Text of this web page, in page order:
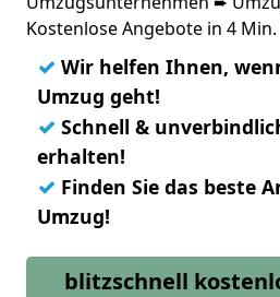
Kostenlose Angebote in 4 Min.
✓ Wir helfen Ihnen,
Umzug geht!
✓ Schnell &
erhalten!
✓ Finden Sie das beste
Umzug!
blitzschnell